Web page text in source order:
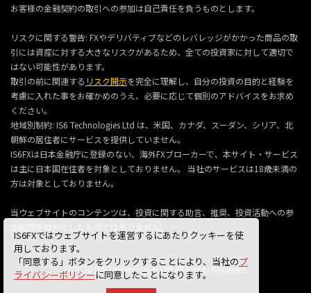
IS6FXではウェブサイトを運営するにあたりクッキーを使
用しております。
「同意する」ボタンをクリックすることにより、当社のプ
ライバシーポリシーに同意したことになります。
お客様の金融契約の取引への参加は自己責任を負うものとします。
リスクに関する警告: FXやデリバティブなどのレバレッジがかかった商品の取
引には資産に対する大きなリスクがあるため、全ての投資家に対して適切で
はない可能性があります。
取引の前に関連する リスク開示を完全に理解し、自分の投資の目的と経験を
考慮に入れた事をお確かめのうえ、必要に応じて個別のアドバイスをお求め
ください。
地域別制約: IS6 Technologies Ltd は、米国、カナダ、スーダン、シリア、北
朝鮮の居住者にサービスを提供していません。
IS6FXは日本金融庁に登録のない、海外FXブローカーで、本サイト・サービス
は主に日本国在住者を対象としておりません。 当社のサービスは18歳未満の
方は対象としておりません。
当ウェブサイトのコンテンツは、投資に関する助言、推奨、投資活動への参
© 2026 IS6 Technologies Ltd All Rights Reserved.